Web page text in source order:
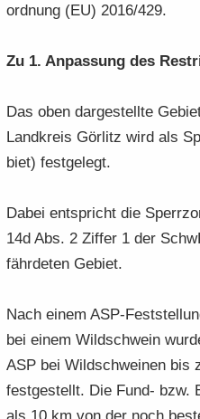
ord­nung (EU) 2016/429.
Zu 1. An­pas­sung des
Das oben dar­ge­stell­te
Land­kreis Gör­litz wird als
biet) fest­ge­legt.
Dabei ent­spricht die
14d Abs. 2 Zif­fer 1 der
fähr­de­ten Ge­biet.
Nach einem ASP-​
bei einem Wild­schwein
ASP bei Wild­schwei­nen bis
fest­ge­stellt. Die Fund- bzw.
als 10 km von der noch